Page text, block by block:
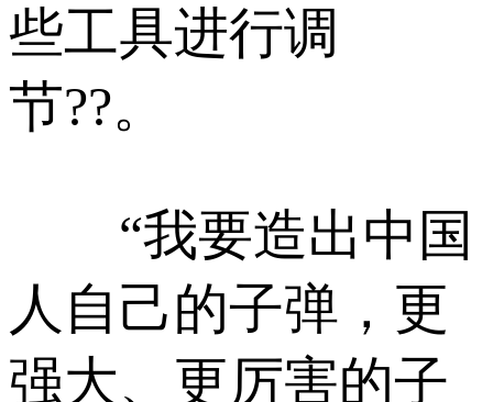
些工具进行调
节??。
“我要造出中国
人自己的子弹，更
强大、更厉害的子